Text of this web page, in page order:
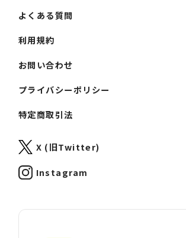
よくある質問
利用規約
お問い合わせ
プライバシーポリシー
特定商取引法
X (旧Twitter)
Instagram